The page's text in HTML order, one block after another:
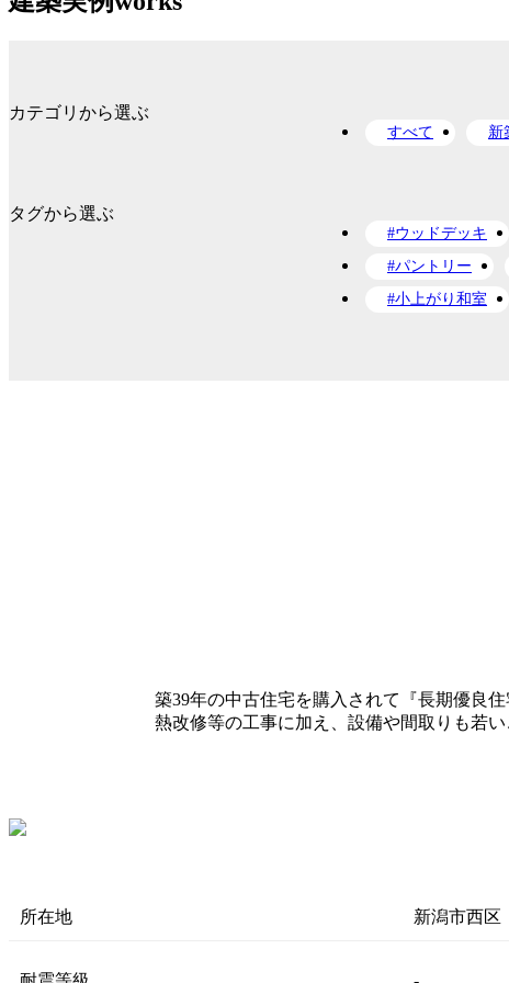
カテゴリから選ぶ
すべて 新
タグから選ぶ
#ウッドデッキ
#パントリー
#小上がり和室
築39年の中古住宅を購入されて『長期優良
熱改修等の工事に加え、設備や間取りも若
所在地 新潟市西区